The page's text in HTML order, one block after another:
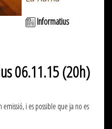
Informatius
06.11.15 (20h)
i es possible que ja no es